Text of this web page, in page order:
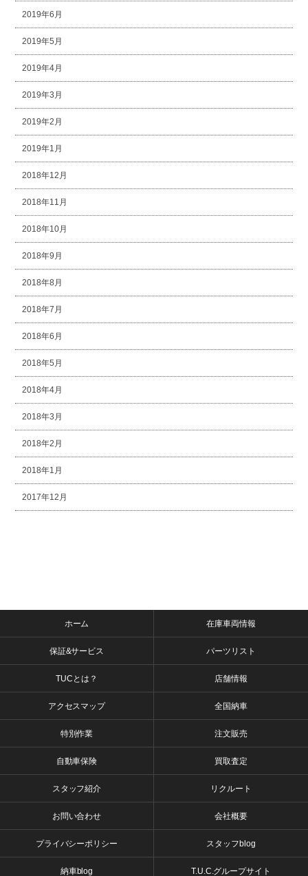
2019年6月
2019年5月
2019年4月
2019年3月
2019年2月
2019年1月
2018年12月
2018年11月
2018年10月
2018年9月
2018年8月
2018年7月
2018年6月
2018年5月
2018年4月
2018年3月
2018年2月
2018年1月
2017年12月
ホーム 在庫車両情報
保証&サービス パーツリスト
TUCとは？ 店舗情報
アクセスマップ 全国納車
特別作業 注文販売
自動車保険 買取査定
スタッフ紹介 リクルート
お問い合わせ 会社概要
プライバシーポリシー スタッフblog
納車blog T.U.C.グループサイト